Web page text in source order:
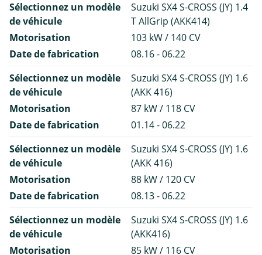
Sélectionnez un modèle
de véhicule
Suzuki SX4 S-CROSS (JY) 1.4
T AllGrip (AKK414)
Motorisation
103 kW / 140 CV
Date de fabrication
08.16 - 06.22
Sélectionnez un modèle
de véhicule
Suzuki SX4 S-CROSS (JY) 1.6
(AKK 416)
Motorisation
87 kW / 118 CV
Date de fabrication
01.14 - 06.22
Sélectionnez un modèle
de véhicule
Suzuki SX4 S-CROSS (JY) 1.6
(AKK 416)
Motorisation
88 kW / 120 CV
Date de fabrication
08.13 - 06.22
Sélectionnez un modèle
de véhicule
Suzuki SX4 S-CROSS (JY) 1.6
(AKK416)
Motorisation
85 kW / 116 CV